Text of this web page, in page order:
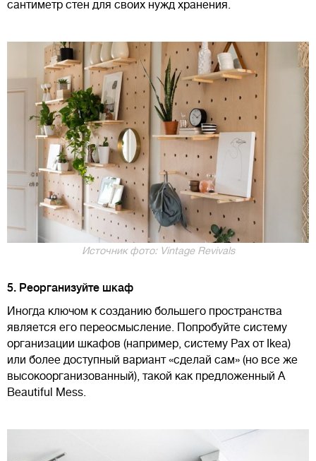
сантиметр стен для своих нужд хранения.
Источник фото: Vintage Revivals
5. Реорганизуйте шкаф
Иногда ключом к созданию большего пространства
является его переосмысление. Попробуйте систему
организации шкафов (например, систему Pax от Ikea)
или более доступный вариант «сделай сам» (но все же
высокоорганизованный), такой как предложенный A
Beautiful Mess.